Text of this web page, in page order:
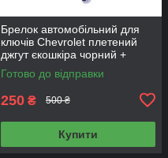
Брелок автомобільний для
ключів Chevrolet плетений
джгут єкошкіра чорний +
викрутка
Готово до відправки
250 ₴ 500 ₴
Купити